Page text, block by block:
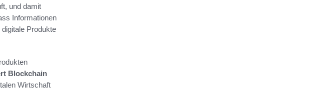
und damit
Informationen
Produkte
Blockchain
Wirtschaft